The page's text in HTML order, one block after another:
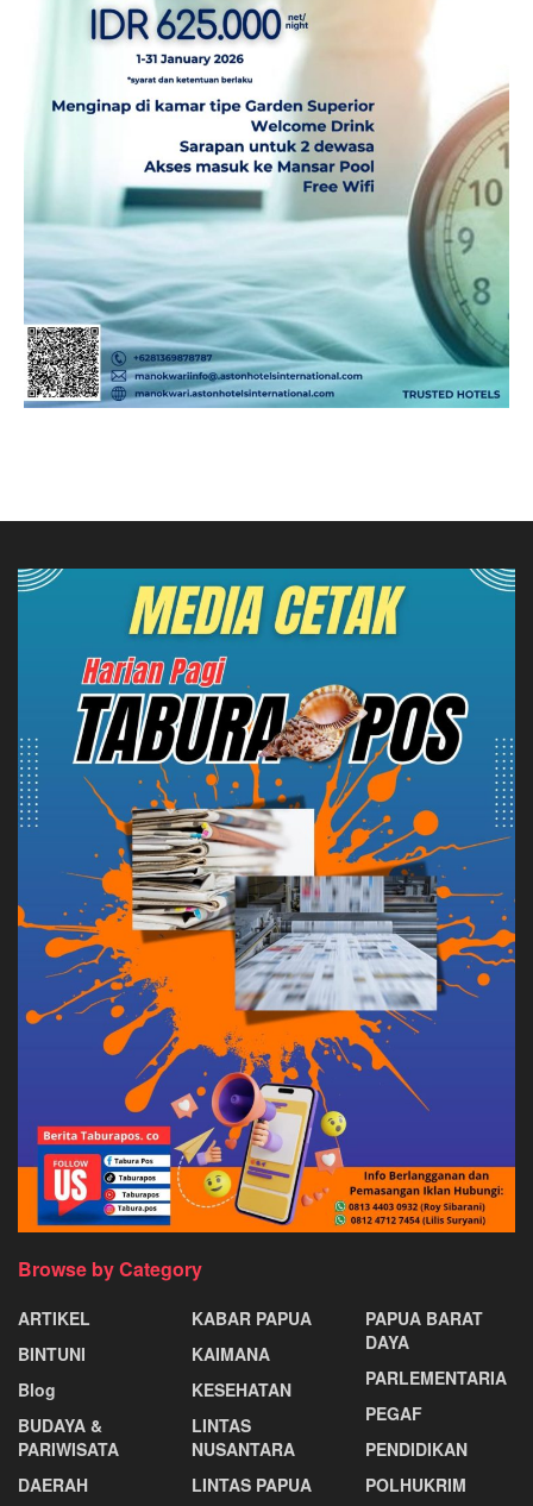
Browse by Category
ARTIKEL
BINTUNI
Blog
BUDAYA &
PARIWISATA
DAERAH
KABAR PAPUA
KAIMANA
KESEHATAN
LINTAS
NUSANTARA
LINTAS PAPUA
PAPUA BARAT
DAYA
PARLEMENTARIA
PEGAF
PENDIDIKAN
POLHUKRIM